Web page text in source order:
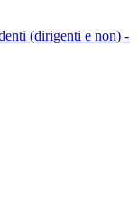
(dirigenti e non) -